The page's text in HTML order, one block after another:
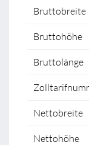
Bruttobreite
Bruttohöhe
Bruttolänge
Nettobreite
Nettohöhe